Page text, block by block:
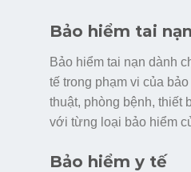
Bảo hiểm tai nạn
Bảo hiểm tai nạn dành
tế trong phạm vi của
thuật, phòng bệnh, thiết
với từng loại bảo hiểm
Bảo hiểm y tế